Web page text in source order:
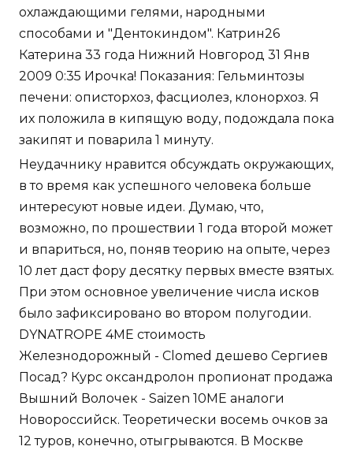
охлаждающими гелями, народными
способами и "Дентокиндом". Катрин26
Катерина 33 года Нижний Новгород 31 Янв
2009 0:35 Ирочка! Показания: Гельминтозы
печени: описторхоз, фасциолез, клонорхоз. Я
их положила в кипящую воду, подождала пока
закипят и поварила 1 минуту.
Неудачнику нравится обсуждать окружающих,
в то время как успешного человека больше
интересуют новые идеи. Думаю, что,
возможно, по прошествии 1 года второй может
и впариться, но, поняв теорию на опыте, через
10 лет даст фору десятку первых вместе взятых.
При этом основное увеличение числа исков
было зафиксировано во втором полугодии.
DYNATROPE 4ME стоимость
Железнодорожный - Clomed дешево Сергиев
Посад? Курс оксандролон пропионат продажа
Вышний Волочек - Saizen 10ME аналоги
Новороссийск. Теоретически восемь очков за
12 туров, конечно, отыгрываются. В Москве